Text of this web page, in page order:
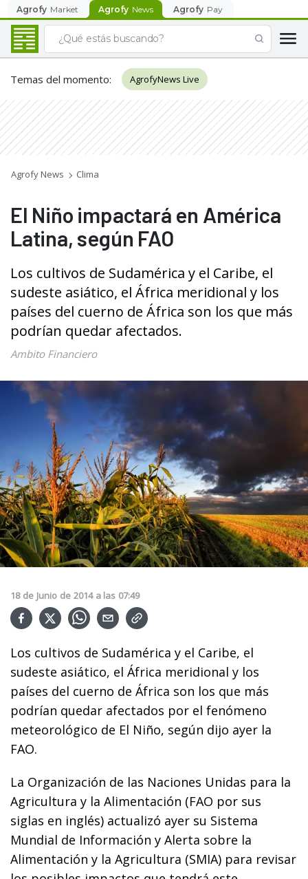
Agrofy Market Agrofy News Agrofy Pay
Temas del momento: AgrofyNews Live
Agrofy News Clima
El Niño impactará en América
Latina, según FAO
Los cultivos de Sudamérica y el Caribe, el
sudeste asiático, el África meridional y los
países del cuerno de África son los que más
podrían quedar afectados.
Ambito Financiero
18 de Junio de 2014 a las 07:49
Los cultivos de Sudamérica y el Caribe, el
sudeste asiático, el África meridional y los
países del cuerno de África son los que más
podrían quedar afectados por el fenómeno
meteorológico de El Niño, según dijo ayer la
FAO.
La Organización de las Naciones Unidas para la
Agricultura y la Alimentación (FAO por sus
siglas en inglés) actualizó ayer su Sistema
Mundial de Información y Alerta sobre la
Alimentación y la Agricultura (SMIA) para revisar